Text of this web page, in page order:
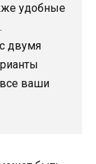
удобные
двумя
ваши